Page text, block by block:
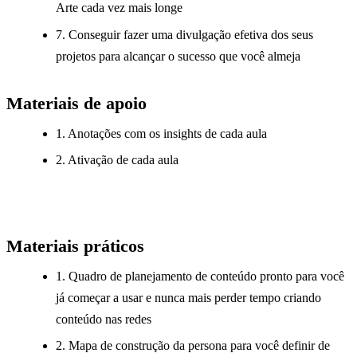
Arte cada vez mais longe
7. Conseguir fazer uma divulgação efetiva dos seus
projetos para alcançar o sucesso que você almeja
Materiais de apoio
1. Anotações com os insights de cada aula
2. Ativação de cada aula
Materiais práticos
1. Quadro de planejamento de conteúdo pronto para você
já começar a usar e nunca mais perder tempo criando
conteúdo nas redes
2. Mapa de construção da persona para você definir de